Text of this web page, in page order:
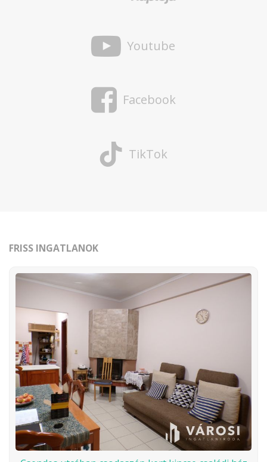
Youtube
Facebook
TikTok
FRISS INGATLANOK